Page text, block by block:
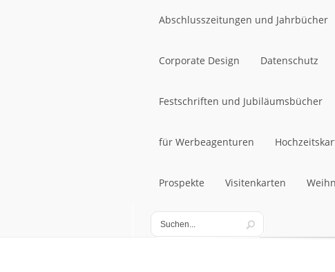
Abschlusszeitungen und Jahrbücher
Abschlusszeitungen und Jahrbücher
Corporate Design
Corporate Design
Datenschutz
Datenschutz
Festschriften und Jubiläumsbücher
Festschriften und Jubiläumsbücher
für Werbeagenturen
für Werbeagenturen
Prospekte
Prospekte
Visitenkarten
Visitenkarten